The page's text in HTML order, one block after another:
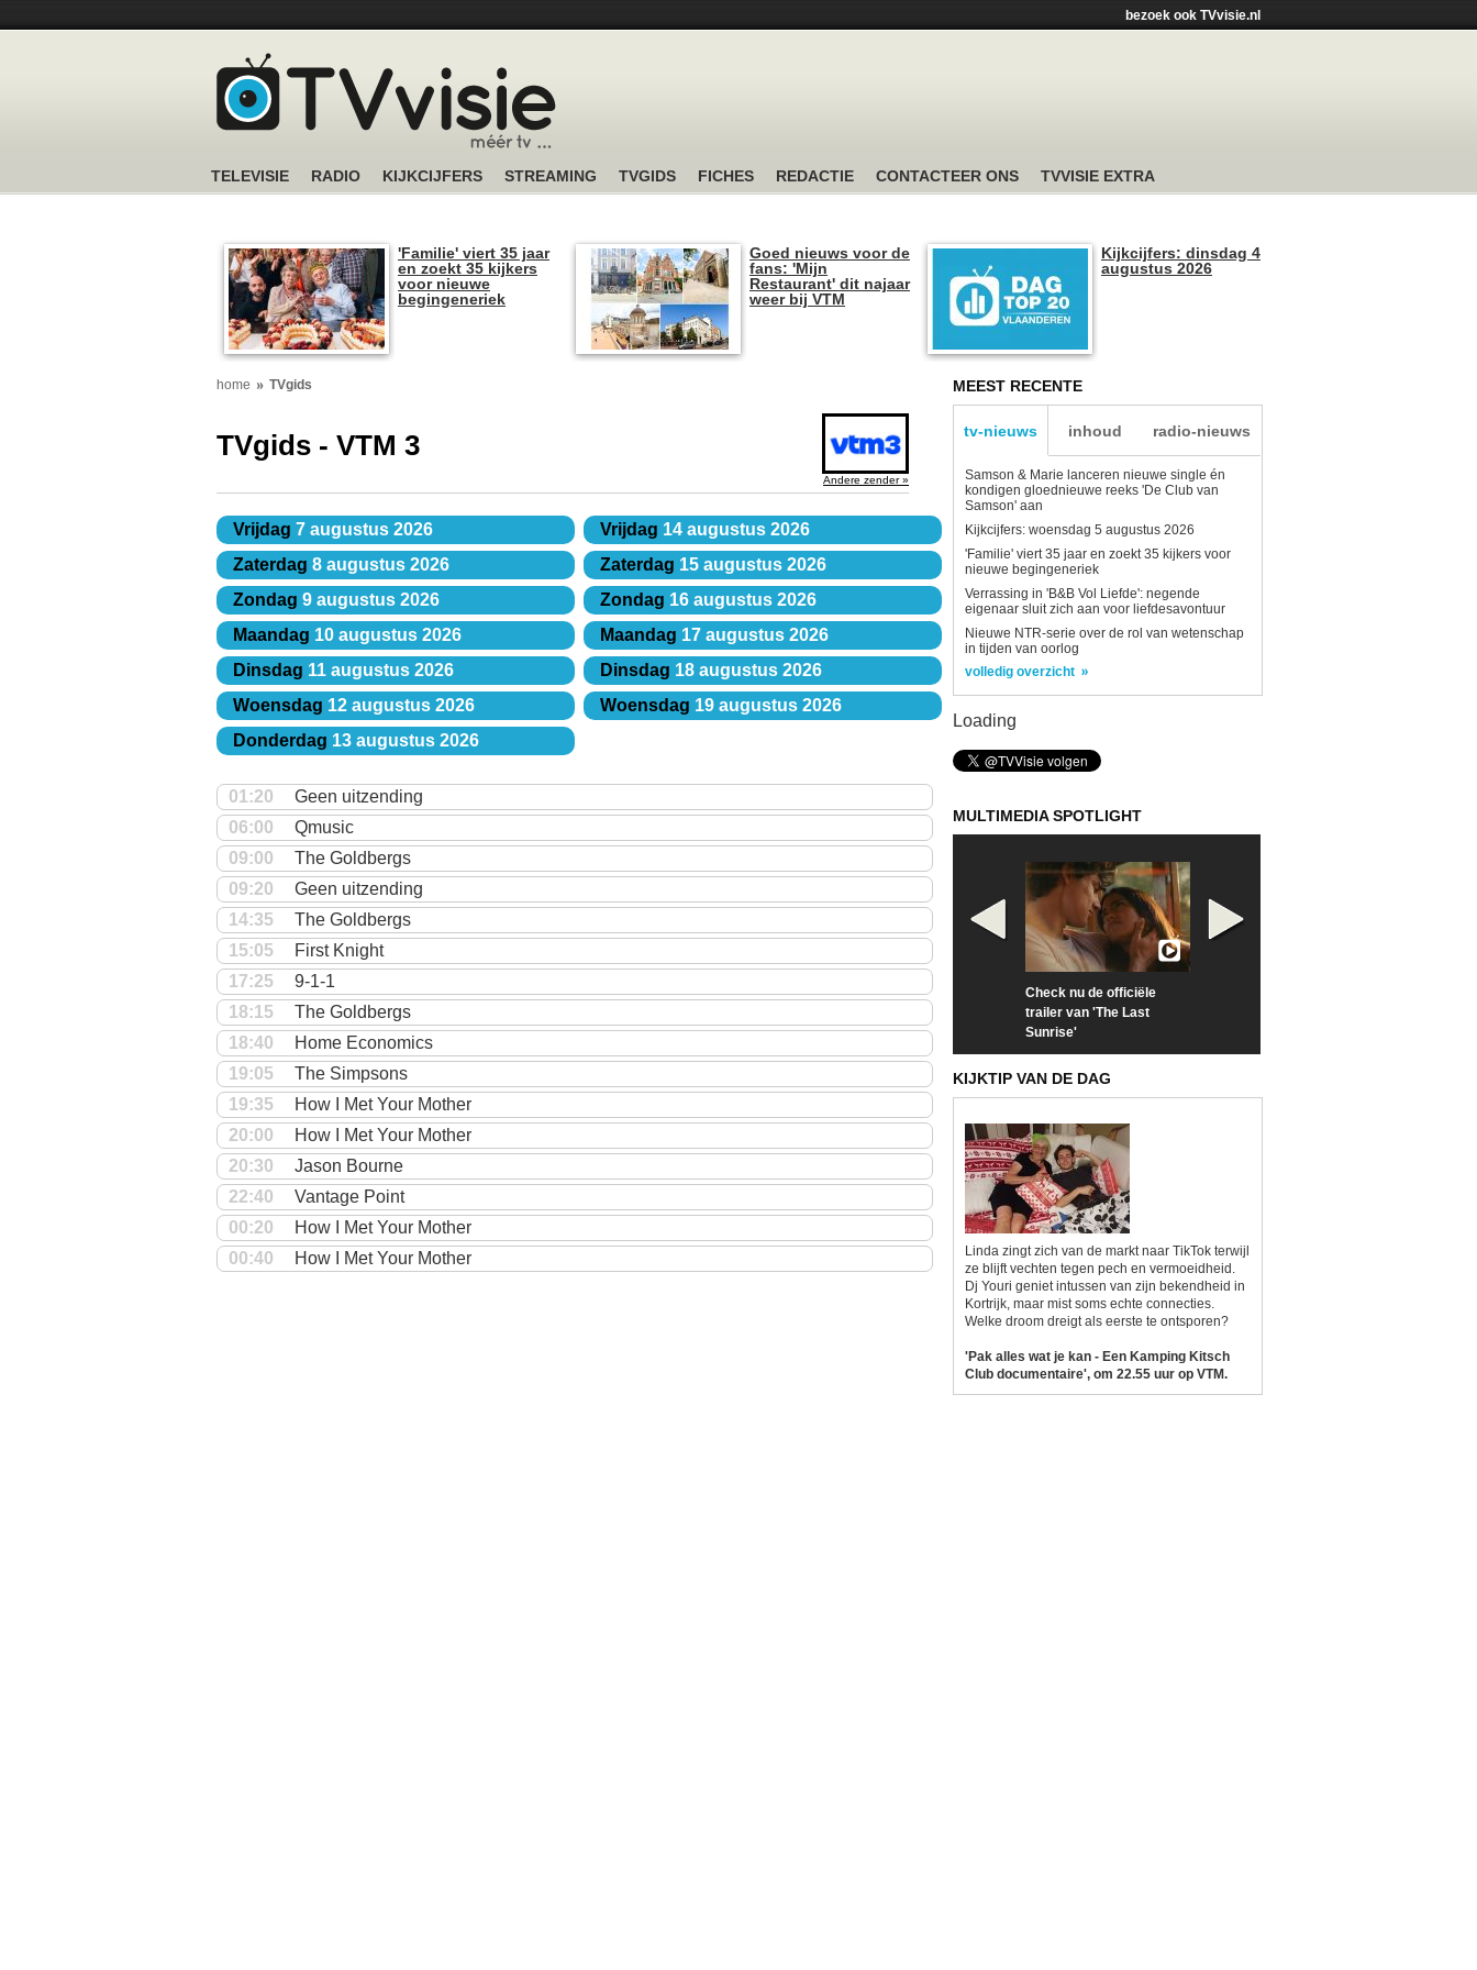
bezoek ook TVvisie.nl
TELEVISIE RADIO KIJKCIJFERS STREAMING TVGIDS FICHES REDACTIE CONTACTEER ONS TVVISIE EXTRA
'Familie' viert 35 jaar
en zoekt 35 kijkers
voor nieuwe
begingeneriek
Goed nieuws voor de
fans: 'Mijn
Restaurant' dit najaar
weer bij VTM
Kijkcijfers: dinsdag 4
augustus 2026
home TVgids
TVgids - VTM 3
Andere zender »
Vrijdag 7 augustus 2026
Zaterdag 8 augustus 2026
Zondag 9 augustus 2026
Maandag 10 augustus 2026
Dinsdag 11 augustus 2026
Woensdag 12 augustus 2026
Donderdag 13 augustus 2026
Vrijdag 14 augustus 2026
Zaterdag 15 augustus 2026
Zondag 16 augustus 2026
Maandag 17 augustus 2026
Dinsdag 18 augustus 2026
Woensdag 19 augustus 2026
01:20
Geen uitzending
06:00
Qmusic
09:00
The Goldbergs
09:20
Geen uitzending
14:35
The Goldbergs
15:05
First Knight
17:25
9-1-1
18:15
The Goldbergs
18:40
Home Economics
19:05
The Simpsons
19:35
How I Met Your Mother
20:00
How I Met Your Mother
20:30
Jason Bourne
22:40
Vantage Point
00:20
How I Met Your Mother
00:40
How I Met Your Mother
MEEST RECENTE
tv-nieuws inhoud radio-nieuws
Samson & Marie lanceren nieuwe single én
kondigen gloednieuwe reeks 'De Club van
Samson' aan
Kijkcijfers: woensdag 5 augustus 2026
'Familie' viert 35 jaar en zoekt 35 kijkers voor
nieuwe begingeneriek
Verrassing in 'B&B Vol Liefde': negende
eigenaar sluit zich aan voor liefdesavontuur
Nieuwe NTR-serie over de rol van wetenschap
in tijden van oorlog
volledig overzicht
Loading
MULTIMEDIA SPOTLIGHT
Check nu de officiële
trailer van 'The Last
Sunrise'
KIJKTIP VAN DE DAG
Linda zingt zich van de markt naar TikTok terwijl
ze blijft vechten tegen pech en vermoeidheid.
Dj Youri geniet intussen van zijn bekendheid in
Kortrijk, maar mist soms echte connecties.
Welke droom dreigt als eerste te ontsporen?
'Pak alles wat je kan - Een Kamping Kitsch
Club documentaire', om 22.55 uur op VTM.